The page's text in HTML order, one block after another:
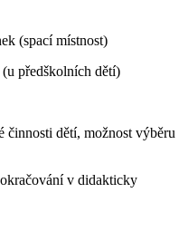
(spací místnost)
dětí)
dětí, možnost výběru
v didakticky